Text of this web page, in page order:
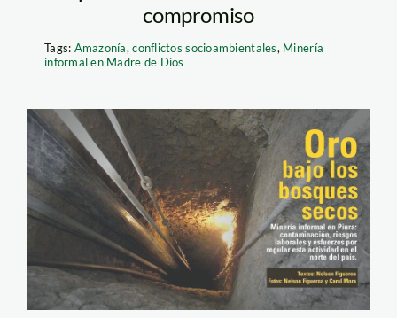
compromiso
Tags: Amazonía,conflictos socioambientales, Minería
informal en Madre de Dios
piu00